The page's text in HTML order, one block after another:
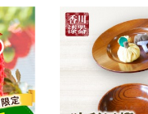
デザート 青
旬 おすすめ